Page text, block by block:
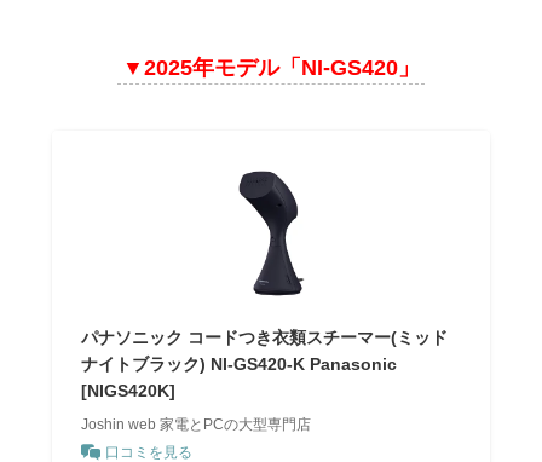
▼2025年モデル「NI-GS420」
パナソニック コードつき衣類スチーマー(ミッド
ナイトブラック) NI-GS420-K Panasonic
[NIGS420K]
Joshin web 家電とPCの大型専門店
口コミを見る